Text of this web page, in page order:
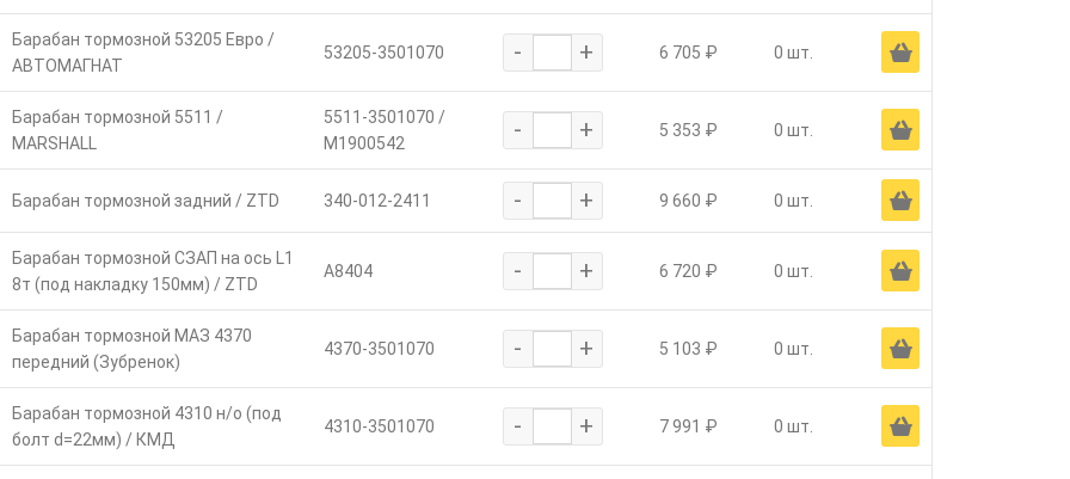
Барабан тормозной 53205 Евро /
АВТОМАГНАТ
53205-3501070 - + 6 705 ₽ 0 шт. Ä
Барабан тормозной 5511 /
MARSHALL
5511-3501070 /
M1900542
- + 5 353 ₽ 0 шт. Ä
Барабан тормозной задний / ZTD 340-012-2411 - + 9 660 ₽ 0 шт. Ä
Барабан тормозной СЗАП на ось L1
8т (под накладку 150мм) / ZTD
А8404 - + 6 720 ₽ 0 шт. Ä
Барабан тормозной МАЗ 4370
передний (Зубренок)
4370-3501070 - + 5 103 ₽ 0 шт. Ä
Барабан тормозной 4310 н/о (под
болт d=22мм) / КМД
4310-3501070 - + 7 991 ₽ 0 шт. Ä